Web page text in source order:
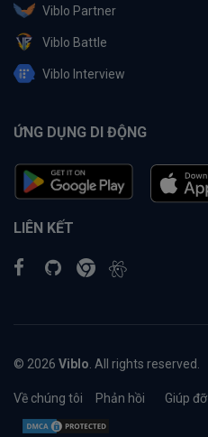
Viblo Partner
Viblo Battle
Viblo Interview
ỨNG DỤNG DI ĐỘNG
LIÊN KẾT
© 2026 Viblo . All rights reserved.
Về chúng tôi Phản hồi Giúp đỡ